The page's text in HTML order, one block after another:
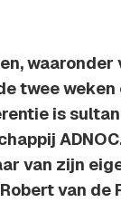
twee
is
van zijn
van de